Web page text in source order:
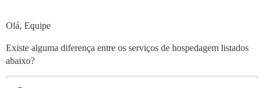
Olá, Equipe
Existe alguma diferença entre os serviços de hospedagem listados
abaixo?